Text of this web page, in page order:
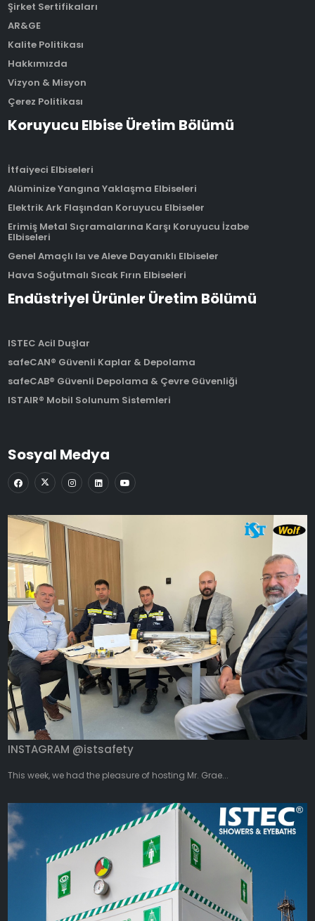
Şirket Sertifikaları
AR&GE
Kalite Politikası
Hakkımızda
Vizyon & Misyon
Çerez Politikası
Koruyucu Elbise Üretim Bölümü
İtfaiyeci Elbiseleri
Alüminize Yangına Yaklaşma Elbiseleri
Elektrik Ark Flaşından Koruyucu Elbiseler
Erimiş Metal Sıçramalarına Karşı Koruyucu İzabe
Elbiseleri
Genel Amaçlı Isı ve Aleve Dayanıklı Elbiseler
Hava Soğutmalı Sıcak Fırın Elbiseleri
Endüstriyel Ürünler Üretim Bölümü
ISTEC Acil Duşlar
safeCAN® Güvenli Kaplar & Depolama
safeCAB® Güvenli Depolama & Çevre Güvenliği
ISTAIR® Mobil Solunum Sistemleri
Sosyal Medya
INSTAGRAM @istsafety
This week, we had the pleasure of hosting Mr. Grae...